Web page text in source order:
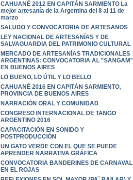
CAHUANÉ 2012 EN CAPITÁN SARMIENTO La
mejor artesanía de la Argentina del 8 al 11 de
marzo
SALUDO Y CONVOCATORIA DE ARTESANOS
LEY NACIONAL DE ARTESANÍAS Y DE
SALVAGUARDIA DEL PATRIMONIO CULTURAL
MERCADO DE ARTESANÍAS TRADICIONALES
ARGENTINAS: CONVOCATORIA AL "SANGAM"
EN BUENOS AIRES
LO BUENO, LO ÚTIL Y LO BELLO
CAHUANÉ 2016 EN CAPITÁN SARMIENTO,
PROVINCIA DE BUENOS AIRES
NARRACIÓN ORAL Y COMUNIDAD
CONGRESO INTERNACIONAL DE TANGO
ARGENTINO 2016
CAPACITACIÓN EN SONIDO Y
POSTPRODUCCIÓN
UN GATO VERDE CON EL QUE SE PUEDE
APRENDER NARRATIVA GRÁFICA
CONVOCATORIA BANDERINES DE CARNAVAL
EN EL ROJAS